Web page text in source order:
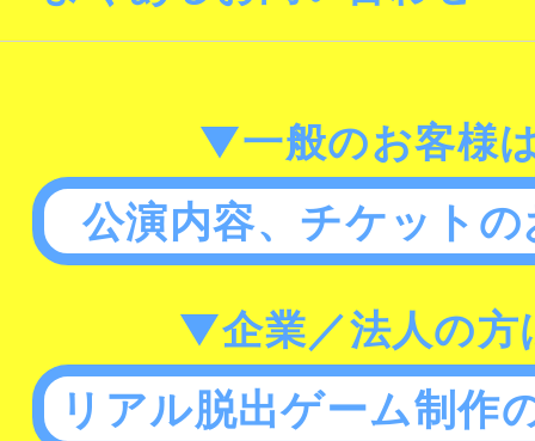
▼一般のお客様
公演内容、チケット
▼企業／法人の方
リアル脱出ゲーム制作